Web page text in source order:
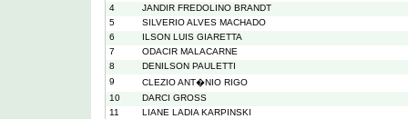
4
JANDIR FREDOLINO BRANDT
5
SILVERIO ALVES MACHADO
6
ILSON LUIS GIARETTA
7
ODACIR MALACARNE
8
DENILSON PAULETTI
9
CLEZIO ANT�NIO RIGO
10
DARCI GROSS
11
LIANE LADIA KARPINSKI